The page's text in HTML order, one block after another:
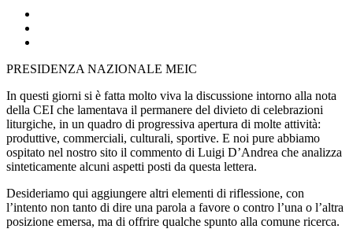
PRESIDENZA NAZIONALE MEIC
In questi giorni si è fatta molto viva la discussione intorno alla nota
della CEI che lamentava il permanere del divieto di celebrazioni
liturgiche, in un quadro di progressiva apertura di molte attività:
produttive, commerciali, culturali, sportive. E noi pure abbiamo
ospitato nel nostro sito il commento di Luigi D’Andrea che analizza
sinteticamente alcuni aspetti posti da questa lettera.
Desideriamo qui aggiungere altri elementi di riflessione, con
l’intento non tanto di dire una parola a favore o contro l’una o l’altra
posizione emersa, ma di offrire qualche spunto alla comune ricerca.